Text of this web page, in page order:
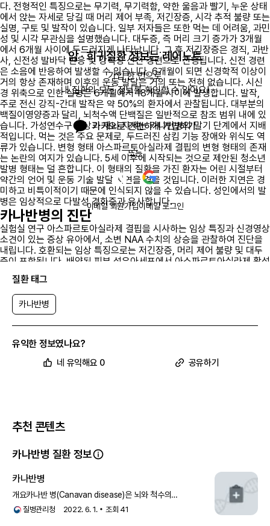
다. 전형적인 특징으로는 무기력, 무기력함, 약한 울음과 빨기, 누운 상태
에서 앉는 자세로 당길 때 머리 제어 부족, 저긴장증, 시각 추적 불량 또는
실명, 구토 및 발작이 있습니다. 일부 저자들은 또한 먹는 데 어려움, 과민
성 및 시각 무관심을 설명했습니다. 대두증, 즉 머리 크기 증가가 3개월
에서 6개월 사이에 두드러지게 나타납니다. 그 후 저긴장증은 경직, 과반
사, 신전성 발바닥 반응 및 강직성 신전 경련으로 진행됩니다. 신전 경련
은 소음에 반응하여 발생할 수 있습니다. 6개월이 되면 신경학적 이상이
거의 항상 존재하며 이후의 운동 발달은 거의 또는 전혀 없습니다. 시신
경 위축으로 인한 실명은 6개월에서 18개월 사이에 발생합니다. 발작,
주로 전신 강직-간대 발작은 약 50%의 환자에서 관찰됩니다. 대부분의
백질이영양증과 달리, 뇌척수액 단백질은 일반적으로 참조 범위 내에 있
습니다. 가성연수구 증상과 제뇌 자세는 카나반병의 말기 단계에서 지배
적입니다. 먹는 것은 주요 문제로, 두드러진 삼킴 기능 장애와 위식도 역
류가 있습니다. 변형 형태 아스파르토아실라제 결핍의 변형 형태의 존재
는 논란의 여지가 있습니다. 5세 이후에 시작되는 것으로 제안된 청소년
발병 형태는 덜 흔합니다. 이 형태의 질환을 가진 환자는 어린 시절부터
약간의 언어 및 운동 기술 발달 지연을 겪을 것입니다. 이러한 지연은 경
미하고 비특이적이기 때문에 인식되지 않을 수 있습니다. 성인에서의 발
병은 임상적으로 다발성 경화증과 유사합니다.
카나반병의 진단
실험실 연구 아스파르토아실라제 결핍을 시사하는 임상 특징과 신경영상
소견이 있는 증상 유아에서, 소변 NAA 수치의 상승을 관찰하여 진단을
내립니다. 호환되는 임상 특징으로는 저긴장증, 머리 제어 불량 및 대두
증이 포함됩니다. 배양된 피부 섬유아세포에서 아스파르토아실라제 활성
이 결핍된 것을 감지하여 더 구체적으로 진단할 수 있습니다. 소변 NAA
수치 상승과 피부 섬유아세포 검사가 진단적이라면, 유전 상담을 위해서
만 유전자 검사를 받습니다. 소변 NAA 수치는 참조 범위의 최대 200배
까지 증가합니다. 가스 크로마토그래피 또는 질량 분석법을 사용하여 측
정합니다. 산전 진단 산전 진단은 양수에서 NAA 수치를 측정하여 가장
잘 수행됩니다. 이 방법은 가스 크로마토그래피 또는 질량 분석법과 결합
된 안정 동위원소 희석법을 사용하며, 분자 분석도 포함됩니다. 신경영상
CT 스캔은 상대적으로 영향을 받지 않은 회백질과 대조되는 백질의 특
유의 저감소를 보여줍니다. 이 차이는 주로 백질의 해면상 퇴행과 부종
때문입니다. 대조 후 증강은 일반적으로 보이지 않습니다. MRI 특징으로
MR 분광법은 현저히 상승된 NAA 수치와 상승된 NAA:크레아틴 비율을
보여줍니다. "CaNAAvan"이라는 기억법은 이 정보를 기억하는 데 유용
카나반병의 치료 및 관리
현재 카나반병에 대한 질병 수정 치료법은 없습니다. 관리는 영양과 수분
을 유지하고, 기도를 보호하며, 발작을 예방하고, 구축 위험을 최소화하
고, 감염을 치료하는 것을 목표로 합니다. 환자의 영양 및 발달 상태를 평
가하여 관리를 안내하는 것이 좋습니다. 연하곤란이 있는 경우 적절한 영
양과 수분을 유지하기 위해 위루관을 사용합니다. 위루관은 환자의 반사
암 · 희귀질환 정보는 레어노트
가입 한 번으로
내 질환의 모든 정보를 확인할 수 있어요!
카카오로 간편하게 가입하기
또는
이메일 회원가입이메일 로그인
질환 태그
카나반병
유익한 정보였나요?
네 유익해요 0 공유하기
추천 콘텐츠
카나반병 질환 정보
카나반병
개요카나반 병(Canavan disease)은 뇌와 척수의
중추신경계통의 해면변성증을 특징으로 하는 유전성 신경계통
질병관리청 2022. 6. 1. 조회 41